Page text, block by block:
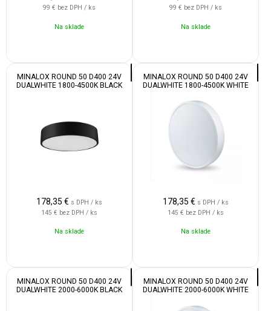
99 € bez DPH / ks
Na sklade
99 € bez DPH / ks
Na sklade
MINALOX ROUND 50 D400 24V
DUALWHITE 1800-4500K BLACK
178,35 € s DPH / ks
145 € bez DPH / ks
Na sklade
MINALOX ROUND 50 D400 24V
DUALWHITE 1800-4500K WHITE
178,35 € s DPH / ks
145 € bez DPH / ks
Na sklade
MINALOX ROUND 50 D400 24V
DUALWHITE 2000-6000K BLACK
MINALOX ROUND 50 D400 24V
DUALWHITE 2000-6000K WHITE